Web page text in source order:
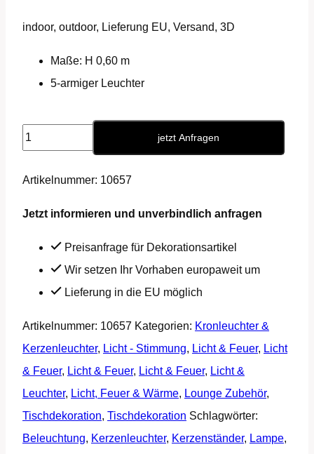
indoor, outdoor, Lieferung EU, Versand, 3D
Maße: H 0,60 m
5-armiger Leuchter
Kerzenleuchter
No.1
jetzt Anfragen
Artikelnummer: 10657
Jetzt informieren und unverbindlich anfragen
Preisanfrage für Dekorationsartikel
Wir setzen Ihr Vorhaben europaweit um
Lieferung in die EU möglich
Artikelnummer: 10657 Kategorien: Kronleuchter &
Kerzenleuchter, Licht - Stimmung, Licht & Feuer, Licht
& Feuer, Licht & Feuer, Licht & Feuer, Licht &
Leuchter, Licht, Feuer & Wärme, Lounge Zubehör,
Tischdekoration, Tischdekoration Schlagwörter:
Beleuchtung, Kerzenleuchter, Kerzenständer, Lampe,